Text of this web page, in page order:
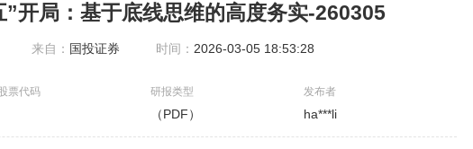
”开局：基于底线思维的高度务实-260305
来自： 国投证券 时间： 2026-03-05 18:53:28
票代码 研报类型
（PDF）
发布者
ha***li